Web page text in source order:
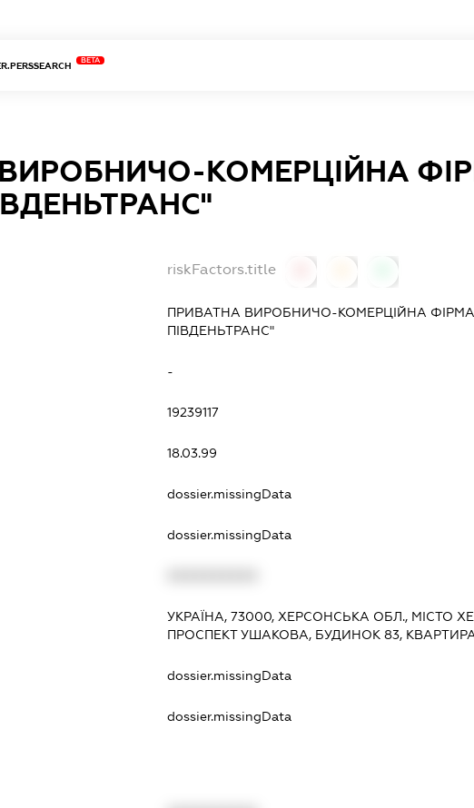
BETA
КОМЕРЦІЙНА
riskFactors.title
ПРИВАТНА ВИРОБНИЧО-КОМЕРЦІЙНА
ПІВДЕНЬТРАНС"
-
19239117
18.03.99
dossier.missingData
dossier.missingData
УКРАЇНА, 73000, ХЕРСОНСЬКА ОБЛ., МІСТО
ПРОСПЕКТ УШАКОВА, БУДИНОК 83,
dossier.missingData
dossier.missingData